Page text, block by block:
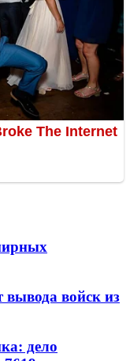
вывода войск из
дело